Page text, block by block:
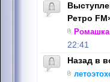
Ретро
Ромашка
22:41
Назад в